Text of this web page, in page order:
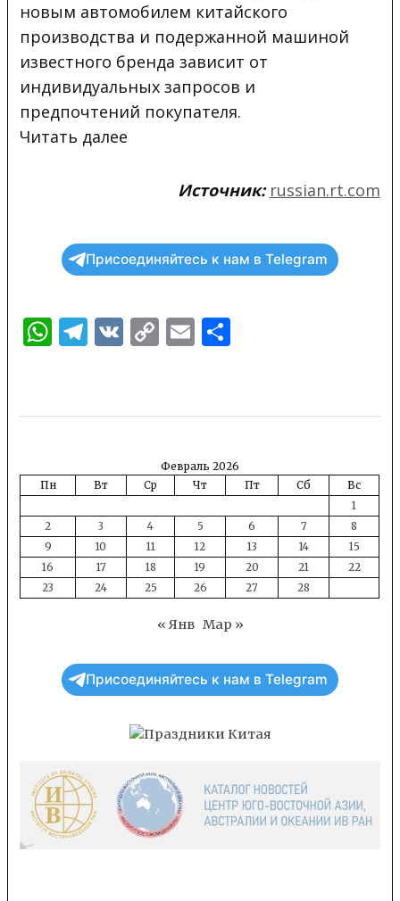
новым автомобилем китайского
производства и подержанной машиной
известного бренда зависит от
индивидуальных запросов и
предпочтений покупателя.
Читать далее
Источник: russian.rt.com
Присоединяйтесь к нам в Telegram
WhatsApp
Telegram
VKCopyEmail
Февраль 2026
Пн
Вт Ср Чт Пт Сб
Вс
1
2
3 4 5 6 7
8
9
10 11 12 13 14
15
16
17 18 19 20 21
22
23
24 25 26 27 28
« Янв Мар »
Присоединяйтесь к нам в Telegram